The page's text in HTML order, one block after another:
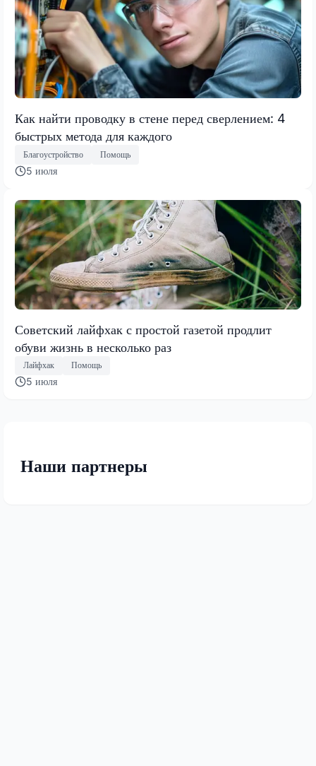
Как найти проводку в стене перед сверлением: 4
быстрых метода для каждого
Благоустройство Помощь
5 июля
Советский лайфхак с простой газетой продлит
обуви жизнь в несколько раз
Лайфхак Помощь
5 июля
Наши партнеры